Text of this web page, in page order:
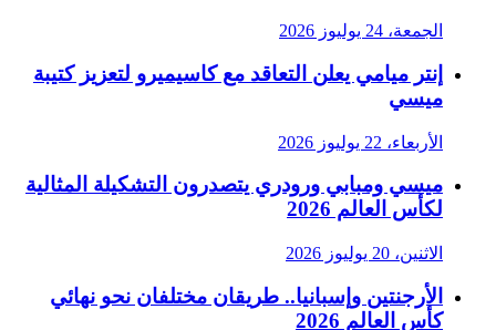
الجمعة، 24 يوليوز 2026
إنتر ميامي يعلن التعاقد مع كاسيميرو لتعزيز كتيبة
ميسي
الأربعاء، 22 يوليوز 2026
ميسي ومبابي ورودري يتصدرون التشكيلة المثالية
لكأس العالم 2026
الاثنين، 20 يوليوز 2026
الأرجنتين وإسبانيا.. طريقان مختلفان نحو نهائي
كأس العالم 2026